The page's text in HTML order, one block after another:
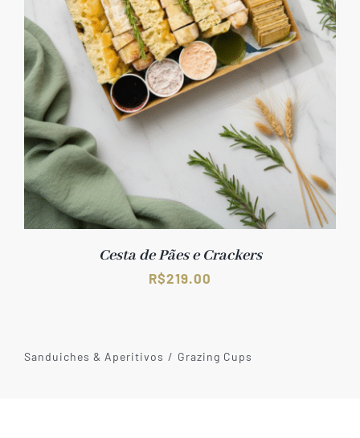
Cesta de Pães e Crackers
R$219.00
Sanduiches & Aperitivos Grazing Cups